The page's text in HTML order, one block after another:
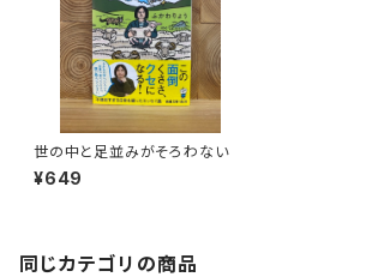
世の中と足並みがそろわない
¥649
同じカテゴリの商品